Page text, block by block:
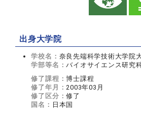
出身大学院
学校名： 奈良先端科学技術大学院
学部等名：バイオサイエンス研究
修了課程：博士課程
修了年月：2003年03月
修了区分：修了
国名： 日本国